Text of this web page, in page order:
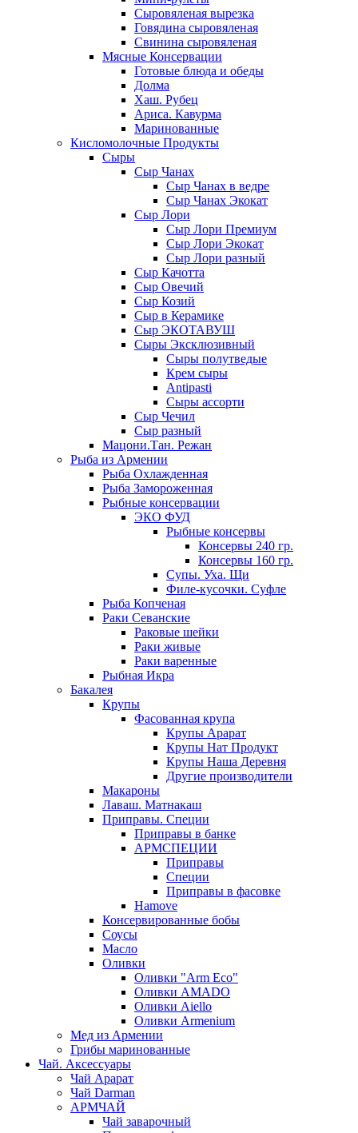
Сыровяленая вырезка
Говядина сыровяленая
Свинина сыровяленая
Мясные Консервации
Готовые блюда и обеды
Долма
Хаш. Рубец
Ариса. Кавурма
Маринованные
Кисломолочные Продукты
Сыры
Сыр Чанах
Сыр Чанах в ведре
Сыр Чанах Экокат
Сыр Лори
Сыр Лори Премиум
Сыр Лори Экокат
Сыр Лори разный
Сыр Качотта
Сыр Овечий
Сыр Козий
Сыр в Керамике
Сыр ЭКОТАВУШ
Сыры Эксклюзивный
Сыры полутведые
Крем сыры
Antipasti
Сыры ассорти
Сыр Чечил
Сыр разный
Мацони.Тан. Режан
Рыба из Армении
Рыба Охлажденная
Рыба Замороженная
Рыбные консервации
ЭКО ФУД
Рыбные консервы
Консервы 240 гр.
Консервы 160 гр.
Супы. Уха. Щи
Филе-кусочки. Суфле
Рыба Копченая
Раки Севанские
Раковые шейки
Раки живые
Раки варенные
Рыбная Икра
Бакалея
Крупы
Фасованная крупа
Крупы Арарат
Крупы Нат Продукт
Крупы Наша Деревня
Другие производители
Макароны
Лаваш. Матнакаш
Приправы. Специи
Приправы в банке
АРМСПЕЦИИ
Приправы
Специи
Приправы в фасовке
Hamove
Консервированные бобы
Соусы
Масло
Оливки
Оливки "Arm Eco"
Оливки AMADO
Оливки Aiello
Оливки Armenium
Мед из Армении
Грибы маринованные
Чай. Аксессуары
Чай Арарат
Чай Darman
АРМЧАЙ
Чай заварочный